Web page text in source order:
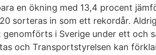
en ökning med 13,4 procent
sorteras in som ett rekordår.
i Sverige under ett och
och Transportstyrelsen kan